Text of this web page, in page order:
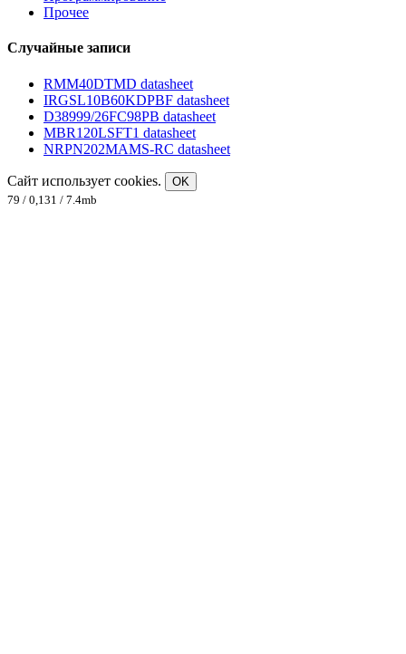
Прочее
Случайные записи
RMM40DTMD datasheet
IRGSL10B60KDPBF datasheet
D38999/26FC98PB datasheet
MBR120LSFT1 datasheet
NRPN202MAMS-RC datasheet
Сайт использует cookies.
OK
79 / 0,131 / 7.4mb